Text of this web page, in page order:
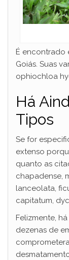
É encontrado
Goiás. Suas
ophiochloa
Há
Tipos
Se for
extenso
quanto as
chapadense,
lanceolata,
capitatum,
Felizmente,
dezenas de